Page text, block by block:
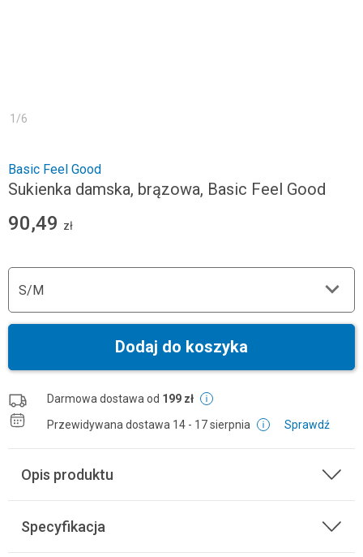
1 /6
Basic Feel Good
Sukienka damska, brązowa, Basic Feel Good
90,49 zł
S/M
Dodaj do koszyka
Darmowa dostawa od 199 zł
Przewidywana dostawa 14 - 17 sierpnia Sprawdź
Opis produktu
Specyfikacja